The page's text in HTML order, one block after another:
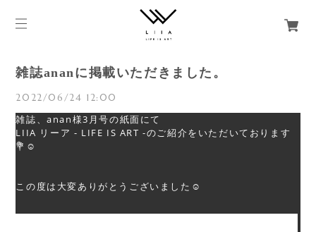
雑誌ananに掲載いただきました。
2022/06/24 12:00
雑誌、anan様3月号の紙面にて
LIIA リーア - LIFE IS ART -のご紹介をいただいております
💐 ☺
この度は大変ありがとうございました ☺️